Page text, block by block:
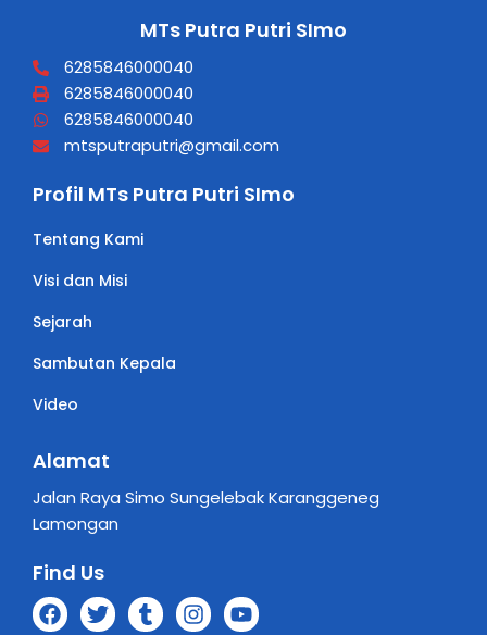
MTs Putra Putri SImo
6285846000040
6285846000040
6285846000040
mtsputraputri@gmail.com
Profil MTs Putra Putri SImo
Tentang Kami
Visi dan Misi
Sejarah
Sambutan Kepala
Video
Alamat
Jalan Raya Simo Sungelebak Karanggeneg
Lamongan
Find Us